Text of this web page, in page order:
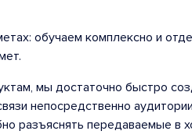
обучаем комплексно и
мы достаточно быстро
непосредственно
разъяснять передаваемые в